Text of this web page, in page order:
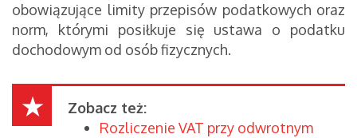
obowiązujące limity przepisów podatkowych oraz
norm, którymi posiłkuje się ustawa o podatku
dochodowym od osób fizycznych.
Zobacz też:
Rozliczenie VAT przy odwrotnym